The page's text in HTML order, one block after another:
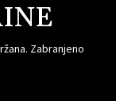
Zabranjeno